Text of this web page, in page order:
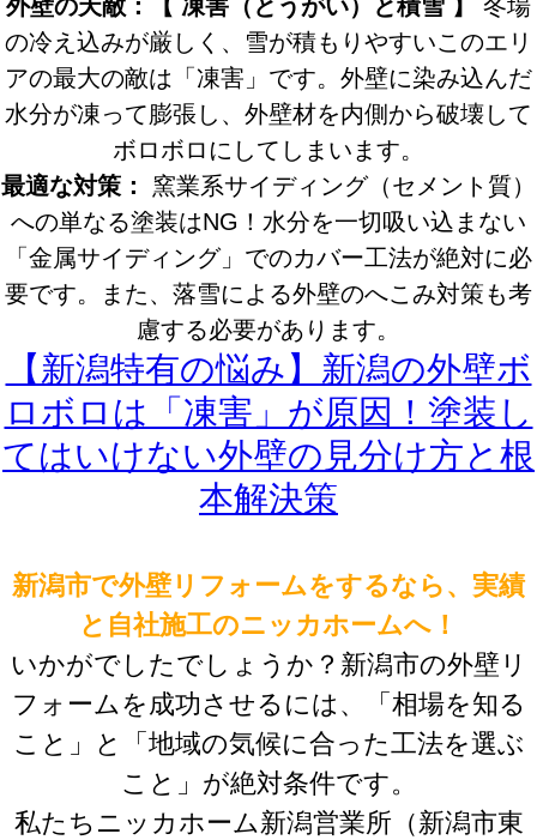
外壁の天敵：【 凍害（とうがい）と積雪 】
冬場
の冷え込みが厳しく、雪が積もりやすいこのエリ
アの最大の敵は「凍害」です。外壁に染み込んだ
水分が凍って膨張し、外壁材を内側から破壊して
ボロボロにしてしまいます。
最適な対策：
窯業系サイディング（セメント質）
への単なる塗装はNG！水分を一切吸い込まない
「金属サイディング」でのカバー工法が絶対に必
要です。また、落雪による外壁のへこみ対策も考
慮する必要があります。
【新潟特有の悩み】新潟の外壁ボ
ロボロは「凍害」が原因！塗装し
てはいけない外壁の見分け方と根
本解決策
新潟市で外壁リフォームをするなら、実績
と自社施工のニッカホームへ！
いかがでしたでしょうか？新潟市の外壁リ
フォームを成功させるには、「相場を知る
こと」と「地域の気候に合った工法を選ぶ
こと」が絶対条件です。
私たちニッカホーム新潟営業所（新潟市東